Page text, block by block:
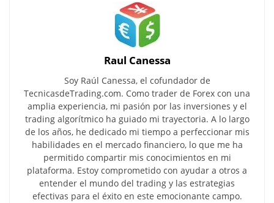
Raul Canessa
Soy Raúl Canessa, el cofundador de
TecnicasdeTrading.com. Como trader de Forex con una
amplia experiencia, mi pasión por las inversiones y el
trading algorítmico ha guiado mi trayectoria. A lo largo
de los años, he dedicado mi tiempo a perfeccionar mis
habilidades en el mercado financiero, lo que me ha
permitido compartir mis conocimientos en mi
plataforma. Estoy comprometido con ayudar a otros a
entender el mundo del trading y las estrategias
efectivas para el éxito en este emocionante campo.